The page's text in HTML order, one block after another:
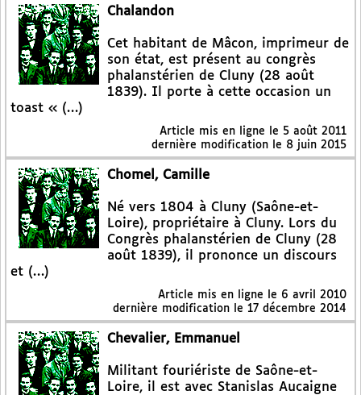
Chalandon
Cet habitant de Mâcon, imprimeur de
son état, est présent au congrès
phalanstérien de Cluny (28 août
1839). Il porte à cette occasion un
toast « (…)
Article mis en ligne le 5 août 2011
dernière modification le 8 juin 2015
Chomel, Camille
Né vers 1804 à Cluny (Saône-et-
Loire), propriétaire à Cluny. Lors du
Congrès phalanstérien de Cluny (28
août 1839), il prononce un discours
et (…)
Article mis en ligne le 6 avril 2010
dernière modification le 17 décembre 2014
Chevalier, Emmanuel
Militant fouriériste de Saône-et-
Loire, il est avec Stanislas Aucaigne